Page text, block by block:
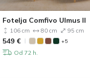
Fotelja Comfivo Ulmus II
106 cm 80 cm 95 cm
549 € +5
Od 72 h.